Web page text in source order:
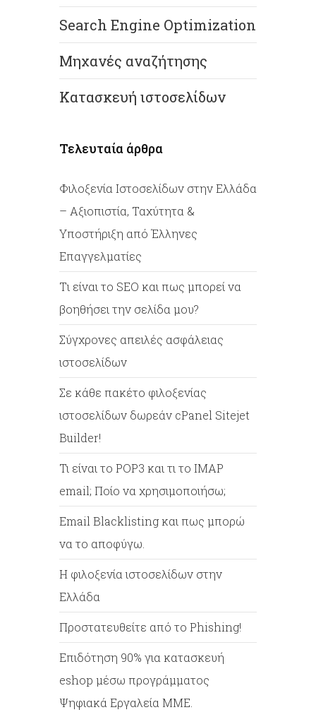
Search Engine Optimization
Μηχανές αναζήτησης
Κατασκευή ιστοσελίδων
Τελευταία άρθρα
Φιλοξενία Ιστοσελίδων στην Ελλάδα
– Αξιοπιστία, Ταχύτητα &
Υποστήριξη από Έλληνες
Επαγγελματίες
Tι είναι το SEO και πως μπορεί να
βοηθήσει την σελίδα μου?
Σύγχρονες απειλές ασφάλειας
ιστοσελίδων
Σε κάθε πακέτο φιλοξενίας
ιστοσελίδων δωρεάν cPanel Sitejet
Builder!
Τι είναι το POP3 και τι το IMAP
email; Ποίο να χρησιμοποιήσω;
Email Blacklisting και πως μπορώ
να το αποφύγω.
Η φιλοξενία ιστοσελίδων στην
Ελλάδα
Προστατευθείτε από το Phishing!
Επιδότηση 90% για κατασκευή
eshop μέσω προγράμματος
Ψηφιακά Εργαλεία ΜΜΕ.